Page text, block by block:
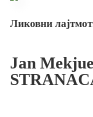
Ликовни
Jan